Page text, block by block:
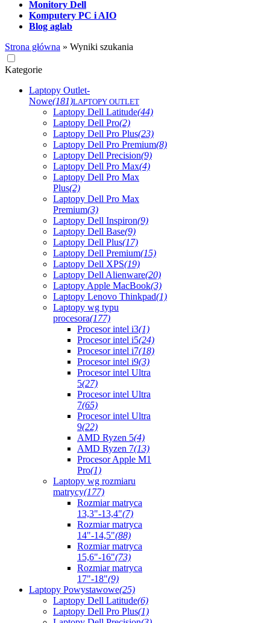
Monitory Dell
Komputery PC i AIO
Blog aglab
Strona główna » Wyniki szukania
Kategorie
Laptopy Outlet-
Nowe(181)LAPTOPY OUTLET
Laptopy Dell Latitude(44)
Laptopy Dell Pro(2)
Laptopy Dell Pro Plus(23)
Laptopy Dell Pro Premium(8)
Laptopy Dell Precision(9)
Laptopy Dell Pro Max(4)
Laptopy Dell Pro Max
Plus(2)
Laptopy Dell Pro Max
Premium(3)
Laptopy Dell Inspiron(9)
Laptopy Dell Base(9)
Laptopy Dell Plus(17)
Laptopy Dell Premium(15)
Laptopy Dell XPS(19)
Laptopy Dell Alienware(20)
Laptopy Apple MacBook(3)
Laptopy Lenovo Thinkpad(1)
Laptopy wg typu
procesora(177)
Procesor intel i3(1)
Procesor intel i5(24)
Procesor intel i7(18)
Procesor intel i9(3)
Procesor intel Ultra
5(27)
Procesor intel Ultra
7(65)
Procesor intel Ultra
9(22)
AMD Ryzen 5(4)
AMD Ryzen 7(13)
Procesor Apple M1
Pro(1)
Laptopy wg rozmiaru
matrycy(177)
Rozmiar matryca
13,3"-13,4"(7)
Rozmiar matryca
14"-14,5"(88)
Rozmiar matryca
15,6"-16"(73)
Rozmiar matryca
17"-18"(9)
Laptopy Powystawowe(25)
Laptopy Dell Latitude(6)
Laptopy Dell Pro Plus(1)